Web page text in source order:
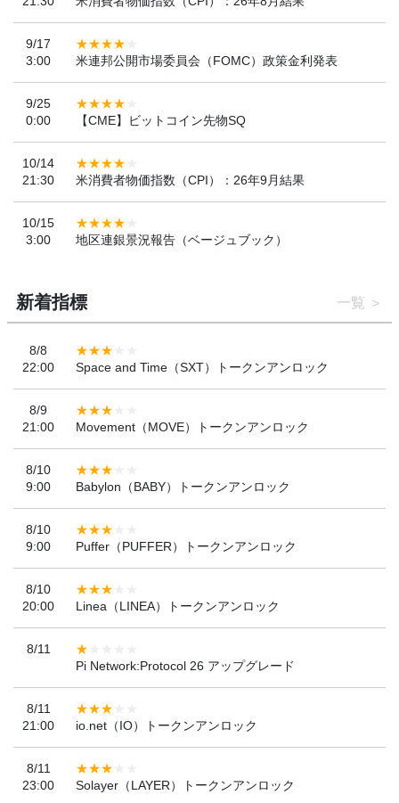
9/17
3:00
米連邦公開市場委員会（FOMC）政策金利発表
9/25
0:00
【CME】ビットコイン先物SQ
10/14
21:30
米消費者物価指数（CPI）：26年9月結果
10/15
3:00
地区連銀景況報告（ベージュブック）
新着指標 一覧
8/8
22:00
Space and Time（SXT）トークンアンロック
8/9
21:00
Movement（MOVE）トークンアンロック
8/10
9:00
Babylon（BABY）トークンアンロック
8/10
9:00
Puffer（PUFFER）トークンアンロック
8/10
20:00
Linea（LINEA）トークンアンロック
8/11
Pi Network:Protocol 26 アップグレード
8/11
21:00
io.net（IO）トークンアンロック
8/11
23:00
Solayer（LAYER）トークンアンロック